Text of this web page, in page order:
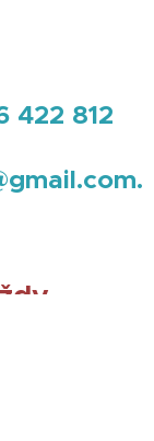
422 812